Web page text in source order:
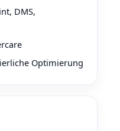
DMS,
Optimierung